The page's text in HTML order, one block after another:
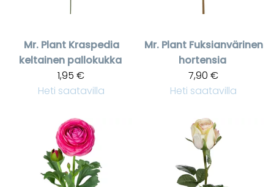
Mr. Plant Kraspedia
keltainen pallokukka
1,95 €
Heti saatavilla
Mr. Plant Fuksianvärinen
hortensia
7,90 €
Heti saatavilla